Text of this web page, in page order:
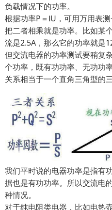
负载情况下的功率。
根据功率P＝ⅠU，可用万用表
把二者相乘就是功率。比如某
流是2.5A，那么它的功率就是
但交流电器的功率测试要稍复
个功率，既有功功率、无功功
关系相当于一个直角三角型的
我们平时说的电器功率是指有
据也是有功功率。所以交流电
种情况。
对于纯电阻类电器，比如电热